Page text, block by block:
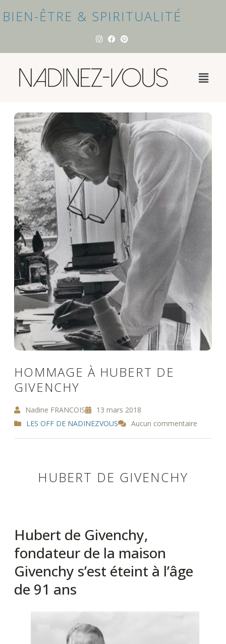
BIEN-ÊTRE & SPIRITUALITÉ
HOMMAGE À HUBERT DE
GIVENCHY
Nadine FRANCOIS
13 mars 2018
LES OFF DE NADINEZVOUS
Aucun commentaire
HUBERT DE GIVENCHY
Hubert de Givenchy,
fondateur de la maison
Givenchy s’est éteint à l’âge
de 91 ans